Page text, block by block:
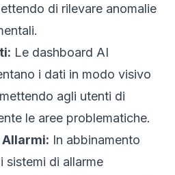
di rilevare anomalie
Le dashboard AI
i dati in modo visivo
agli utenti di
le aree problematiche.
In abbinamento
sistemi di allarme